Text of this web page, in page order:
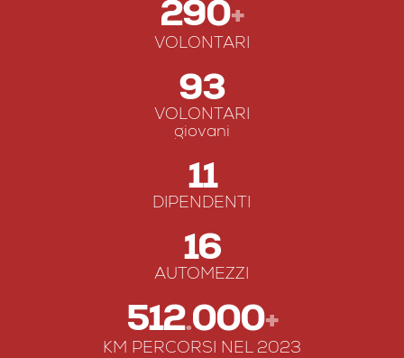
290+
VOLONTARI
93
VOLONTARI
giovani
11
DIPENDENTI
16
AUTOMEZZI
512.000+
KM PERCORSI NEL 2023